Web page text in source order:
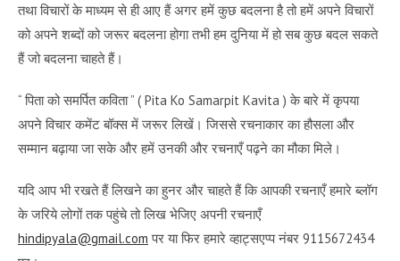
तथा विचारों के माध्यम से ही आए हैं अगर हमें कुछ बदलना है तो हमें अपने विचारों
को अपने शब्दों को जरूर बदलना होगा तभी हम दुनिया में हो सब कुछ बदल सकते
हैं जो बदलना चाहते हैं।
“ पिता को समर्पित कविता ” ( Pita Ko Samarpit Kavita ) के बारे में कृपया
अपने विचार कमेंट बॉक्स में जरूर लिखें। जिससे रचनाकार का हौसला और
सम्मान बढ़ाया जा सके और हमें उनकी और रचनाएँ पढ़ने का मौका मिले।
यदि आप भी रखते हैं लिखने का हुनर और चाहते हैं कि आपकी रचनाएँ हमारे ब्लॉग
के जरिये लोगों तक पहुंचे तो लिख भेजिए अपनी रचनाएँ
hindipyala@gmail.com पर या फिर हमारे व्हाट्सएप्प नंबर 9115672434